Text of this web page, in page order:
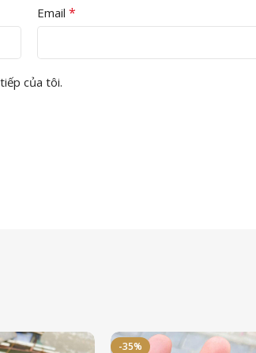
Email *
của tôi.
-35%